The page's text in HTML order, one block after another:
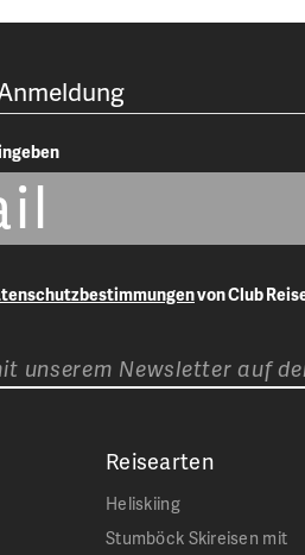
von Club
unserem Newsletter auf
Reisearten
Heliskiing
Stumböck Skireisen mit